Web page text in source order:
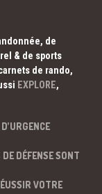
de
& de sports
de rando,
EXPLORE,
DÉFENSE SONT
VOTRE